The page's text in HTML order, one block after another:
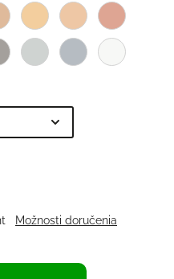
Možnosti doručenia